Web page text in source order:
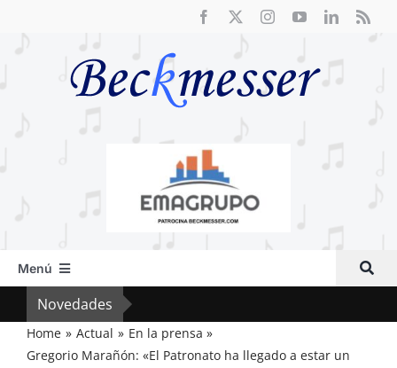
Menú
Inicio
Actual
Artículos
Novedades
Home Actual
En la prensa
Gregorio Marañón: «El Patronato ha llegado a estar un